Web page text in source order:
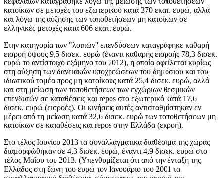
κατοίκων σε μετοχές του εξωτερικού κατά 370 εκατ. ευρώ, αλλά
και λόγω της αύξησης των τοποθετήσεων μη κατοίκων σε
ελληνικές μετοχές κατά 606 εκατ. ευρώ.
Στην κατηγορία των "λοιπών'' επενδύσεων καταγράφηκε καθαρή
εισροή ύψους 9,5 δισεκ. ευρώ (έναντι καθαρής εισροής 78,3 δισεκ.
ευρώ το αντίστοιχο εξάμηνο του 2012), η οποία οφείλεται κυρίως
στη αύξηση των δανειακών υποχρεώσεων του δημόσιου και του
ιδιωτικού τομέα προς μη κατοίκους κατά 25,4 δισεκ. ευρώ, αλλά
και στη μείωση των τοποθετήσεων των εγχώριων θεσμικών
επενδυτών σε καταθέσεις και repos στο εξωτερικό κατά 17,6
δισεκ. ευρώ (εισροές). Οι κινήσεις αυτές αντισταθμίστηκαν εν
μέρει από τη μείωση κατά 32,6 δισεκ. ευρώ των τοποθετήσεων μη
κατοίκων σε καταθέσεις και repos στην Ελλάδα (εκροή).
Στο τέλος Ιουνίου 2013 τα συναλλαγματικά διαθέσιμα της χώρας
διαμορφώθηκαν σε 4,3 δισεκ. ευρώ, έναντι 4,9 δισεκ. ευρώ στο
τέλος Μαΐου του 2013. (Υπενθυμίζεται ότι από την ένταξη της
Ελλάδος στη ζώνη του ευρώ τον Ιανουάριο του 2001 τα